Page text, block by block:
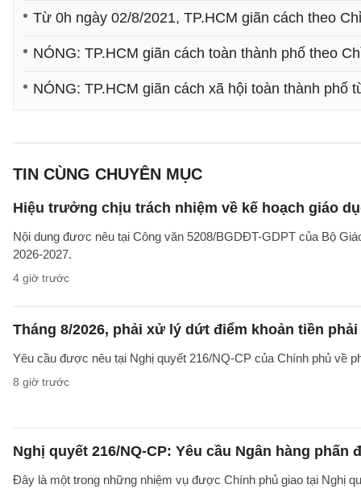
Từ 0h ngày 02/8/2021, TP.HCM giãn cách theo
NÓNG: TP.HCM giãn cách toàn thành phố theo
NÓNG: TP.HCM giãn cách xã hội toàn thành phố
TIN CÙNG CHUYÊN MỤC
Hiệu trưởng chịu trách nhiệm về kế hoạch giáo
Nội dung đươc nêu tại Công văn 5208/BGDĐT-GDPT của Bộ
2026-2027.
4 giờ trước
Tháng 8/2026, phải xử lý dứt điểm khoản tiền
Yêu cầu được nêu tại Nghị quyết 216/NQ-CP của Chính phủ về
8 giờ trước
Nghị quyết 216/NQ-CP: Yêu cầu Ngân hàng phấn
Đây là một trong những nhiệm vụ được Chính phủ giao tại Nghị